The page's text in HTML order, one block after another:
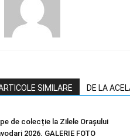
SIMILARE DE LA
de colecție la Zilele Orașului
2026. GALERIE FOTO